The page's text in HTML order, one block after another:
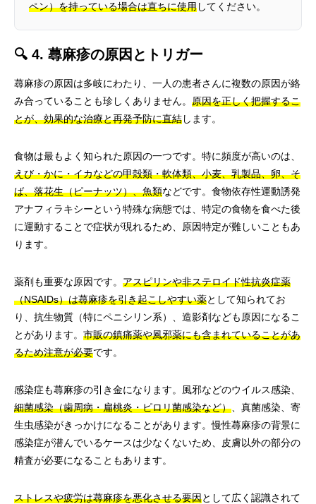
ペン）を持っている場合は直ちに使用してください。
🔍 4. 蕁麻疹の原因とトリガー
蕁麻疹の原因は多岐にわたり、一人の患者さんに複数の原因が絡
み合っていることも珍しくありません。 原因を正しく把握するこ
とが、効果的な治療と再発予防に直結します。
食物は最もよく知られた原因の一つです。特に頻度が高いのは、
えび・かに・イカなどの甲殻類・軟体類、小麦、乳製品、卵、そ
ば、落花生（ピーナッツ）、魚類などです。食物依存性運動誘発
アナフィラキシーという特殊な病態では、特定の食物を食べた後
に運動することで症状が現れるため、原因特定が難しいこともあ
ります。
薬剤も重要な原因です。 アスピリンや非ステロイド性抗炎症薬
（NSAIDs）は蕁麻疹を引き起こしやすい薬として知られてお
り、抗生物質（特にペニシリン系）、造影剤なども原因になるこ
とがあります。 市販の鎮痛薬や風邪薬にも含まれていることがあ
るため注意が必要です。
感染症も蕁麻疹の引き金になります。風邪などのウイルス感染、
細菌感染（歯周病・扁桃炎・ピロリ菌感染など） 、真菌感染、寄
生虫感染がきっかけになることがあります。慢性蕁麻疹の背景に
感染症が潜んでいるケースは少なくないため、皮膚以外の部分の
精査が必要になることもあります。
ストレスや疲労は蕁麻疹を悪化させる要因として広く認識されて